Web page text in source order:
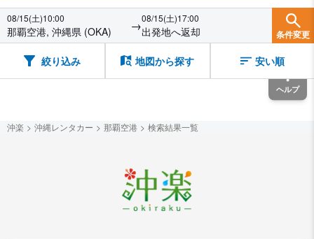
08/15(土)10:00
那覇空港, 沖縄県 (OKA) →08/15(土)17:00
出発地へ返却 条件変更
絞り込み 地図から探す 安い順
ヘルプ
沖楽 沖縄レンタカー 那覇空港 検索結果一覧